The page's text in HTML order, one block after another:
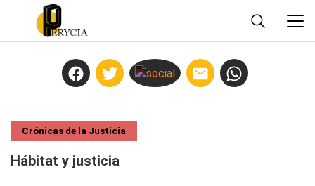
Crónicas de la Justicia
Hábitat y justicia